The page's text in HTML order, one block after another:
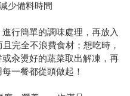
少備料時間
行簡單的調味處理，再放入
完全不浪費食材；想吃時，
汆燙好的蔬菜取出解凍，再
一餐都從頭做起！